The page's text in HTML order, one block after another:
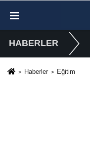
HABERLER
Haberler Eğitim